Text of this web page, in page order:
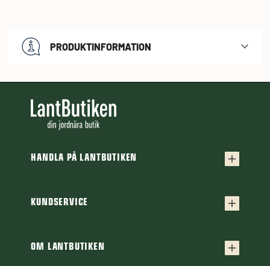
PRODUKTINFORMATION
HANDLA PÅ LANTBUTIKEN
Frakt & leverans
Finansiering
KUNDSERVICE
Frågor & svar
OM LANTBUTIKEN